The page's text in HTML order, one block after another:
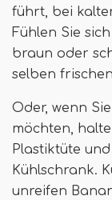
führt, bei
Fühlen Sie
braun oder
selben
Oder, wenn
möchten,
Plastiktüte
Kühlschrank.
unreifen